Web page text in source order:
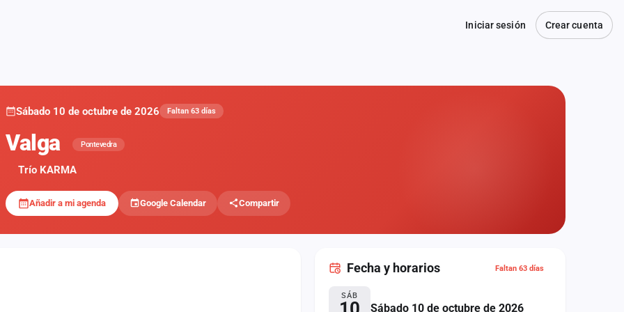
Iniciar sesión Crear cuenta
Sábado 10 de octubre de 2026 Faltan 63 días
Valga Pontevedra
Trío KARMA
Añadir a mi agenda Google Calendar Compartir
Fecha y horarios Faltan 63 días
SÁB
Sábado 10 de octubre de 2026